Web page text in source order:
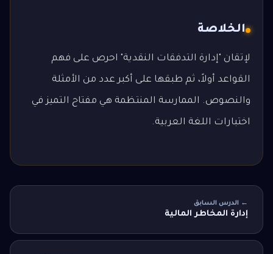
الخلاصة
لإتقان "إدارة التدفقات النقدية" احرص على فهم
القواعد أولاً، ثم طبقها على أكبر عدد من الأمثلة
والنصوص. الممارسة المنتظمة هي مفتاح التميز في
اختبارات اللغة العربية.
← الدرس السابق
إدارة المخاطر المالية